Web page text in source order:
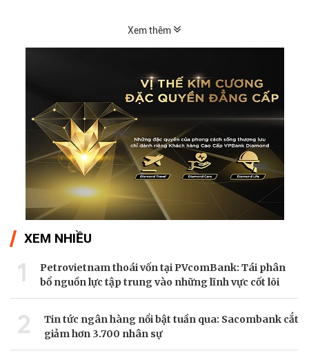
Xem thêm
XEM NHIỀU
1
Petrovietnam thoái vốn tại PVcomBank: Tái phân
bổ nguồn lực tập trung vào những lĩnh vực cốt lõi
2
Tin tức ngân hàng nổi bật tuần qua: Sacombank cắt
giảm hơn 3.700 nhân sự